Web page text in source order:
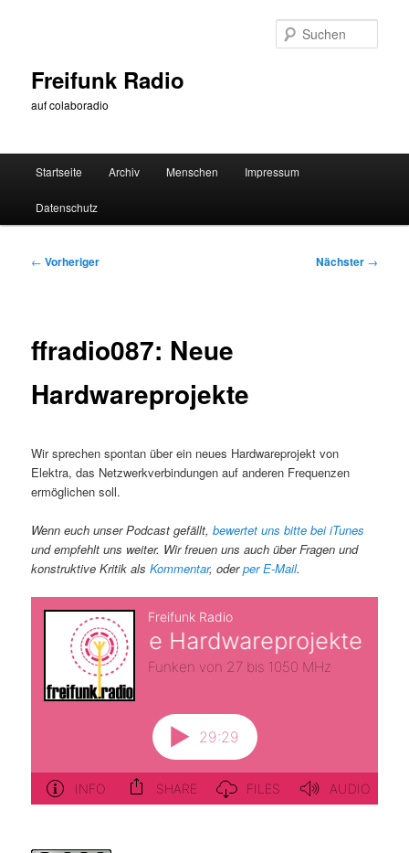
Freifunk Radio
auf colaboradio
Startseite Archiv Menschen Impressum
Datenschutz
Beitragsnavigation
← Vorheriger Nächster →
ffradio087: Neue
Hardwareprojekte
Wir sprechen spontan über ein neues Hardwareprojekt von
Elektra, das Netzwerkverbindungen auf anderen Frequenzen
ermöglichen soll.
Wenn euch unser Podcast gefällt,bewertet uns bitte bei iTunes
und empfehlt uns weiter. Wir freuen uns auch über Fragen und
konstruktive Kritik alsKommentar, oderper E-Mail.